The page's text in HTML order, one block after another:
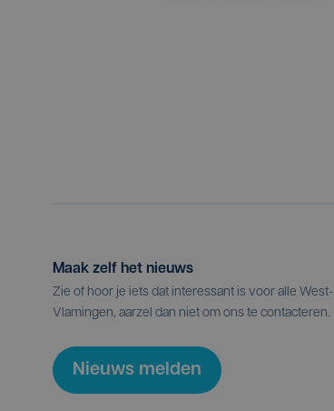
Maak zelf het nieuws
Zie of hoor je iets dat interessant is voor alle West-
Vlamingen, aarzel dan niet om ons te contacteren.
Nieuws melden